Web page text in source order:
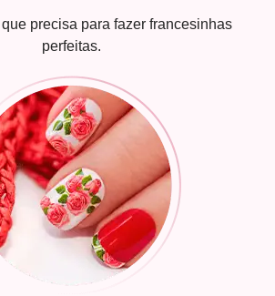
precisa para fazer francesinhas
perfeitas.